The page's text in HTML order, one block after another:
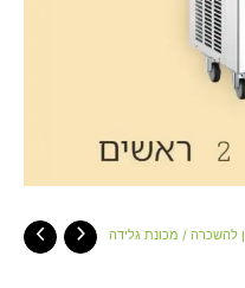
להשכרה / מכונת גלידה